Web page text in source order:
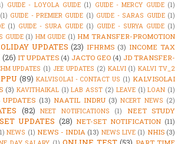
GUIDE - LOYOLA GUIDE (1) GUIDE - MERCY GUIDE (1)
(1) GUIDE - PREMIER GUIDE (1) GUIDE - SARAS GUIDE (1)
(1) GUIDE - SURA GUIDE (1) GUIDE - SURYA GUIDE (1)
GUIDE (1) HM GUIDE (1) HM TRANSFER-PROMOTION
UPDATES (23) IFHRMS (3) INCOME TAX
(26) IT UPDATES (4) JACTO GEO (4) JD TRANSFER-
UPDATES (1) JEE UPDATES (2) KALVI (1) KALVI TV_2
(89) KALVISOLAI - CONTACT US (1) KALVISOLAI
(3) KAVITHAIKAL (1) LAB ASST (2) LEAVE (1) LOAN (1)
UPDATES (13) NAATIL INDRU (3) NCERT NEWS (2)
(82) NEET NOTIFICATIONS (1)
NEET STUDY
UPDATES (28) NET-SET NOTIFICATION (11)
NEWS (1) NEWS - INDIA (13) NEWS LIVE (1) NHIS (3)